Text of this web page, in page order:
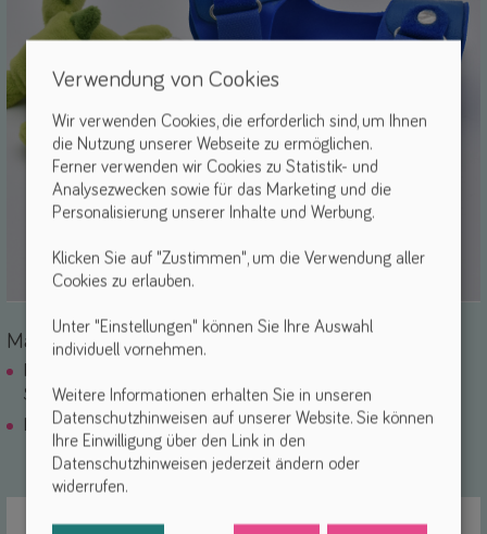
Maßorthesen für obere Extremitäten
Silikonfertigung
Lagerungs- und Korrekturorthesen für die Nacht
Verwendung von Cookies
Wir verwenden Cookies, die erforderlich sind, um Ihnen
die Nutzung unserer Webseite zu ermöglichen.
Ferner verwenden wir Cookies zu Statistik- und
Analysezwecken sowie für das Marketing und die
Personalisierung unserer Inhalte und Werbung.
Klicken Sie auf "Zustimmen", um die Verwendung aller
Cookies zu erlauben.
Unter "Einstellungen" können Sie Ihre Auswahl
individuell vornehmen.
Weitere Informationen erhalten Sie in unseren
Datenschutzhinweisen auf unserer Website. Sie können
Ihre Einwilligung über den Link in den
Datenschutzhinweisen jederzeit ändern oder
widerrufen.